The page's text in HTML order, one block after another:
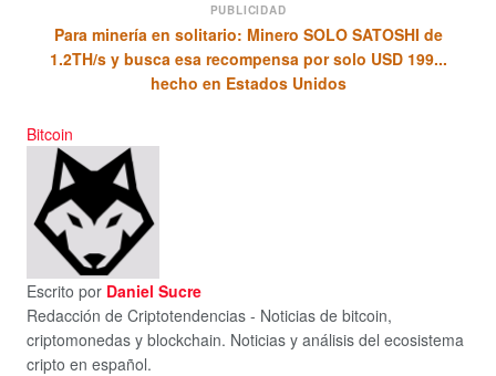
PUBLICIDAD
Para minería en solitario: Minero SOLO SATOSHI de
1.2TH/s y busca esa recompensa por solo USD 199...
hecho en Estados Unidos
Bitcoin
Escrito por Daniel Sucre
Redacción de Criptotendencias - Noticias de bitcoin,
criptomonedas y blockchain. Noticias y análisis del ecosistema
cripto en español.